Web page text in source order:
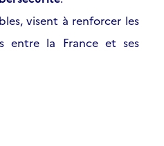
visent à renforcer les
entre la France et ses